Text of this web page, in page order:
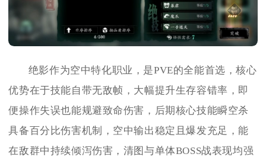
绝影作为空中特化职业，是PVE的全能首选，核心
优势在于技能自带无敌帧，大幅提升生存容错率，即
便操作失误也能规避致命伤害，后期核心技能瞬空杀
具备百分比伤害机制，空中输出稳定且爆发充足，能
在敌群中持续倾泻伤害，清图与单体BOSS战表现均强